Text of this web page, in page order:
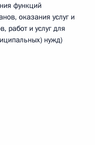
функций
оказания услуг и
работ и услуг для
нужд)